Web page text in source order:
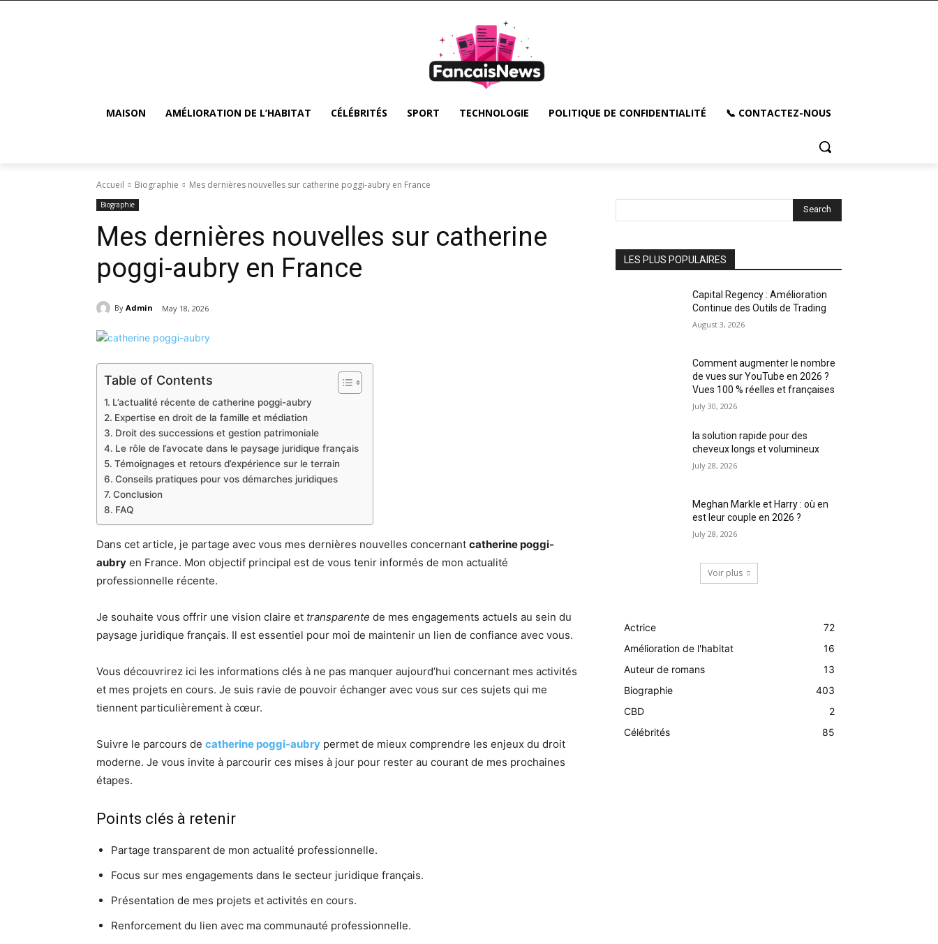
MAISON AMÉLIORATION DE L’HABITAT CÉLÉBRITÉS SPORT TECHNOLOGIE POLITIQUE DE CONFIDENTIALITÉ 📞 CONTACTEZ-NOUS
Accueil Biographie Mes dernières nouvelles sur catherine poggi-aubry en France
Biographie
Mes dernières nouvelles sur catherine
poggi-aubry en France
By Admin May 18, 2026
Table of Contents
L’actualité récente de catherine poggi-aubry
Expertise en droit de la famille et médiation
Droit des successions et gestion patrimoniale
Le rôle de l’avocate dans le paysage juridique français
Témoignages et retours d’expérience sur le terrain
Conseils pratiques pour vos démarches juridiques
Conclusion
FAQ
Dans cet article, je partage avec vous mes dernières nouvelles concernant catherine poggi-
aubry en France. Mon objectif principal est de vous tenir informés de mon actualité
professionnelle récente.
Je souhaite vous offrir une vision claire et transparente de mes engagements actuels au sein du
paysage juridique français. Il est essentiel pour moi de maintenir un lien de confiance avec vous.
Vous découvrirez ici les informations clés à ne pas manquer aujourd’hui concernant mes activités
et mes projets en cours. Je suis ravie de pouvoir échanger avec vous sur ces sujets qui me
tiennent particulièrement à cœur.
Suivre le parcours de catherine poggi-aubry permet de mieux comprendre les enjeux du droit
moderne. Je vous invite à parcourir ces mises à jour pour rester au courant de mes prochaines
étapes.
Points clés à retenir
Partage transparent de mon actualité professionnelle.
Focus sur mes engagements dans le secteur juridique français.
Présentation de mes projets et activités en cours.
Renforcement du lien avec ma communauté professionnelle.
Search
LES PLUS POPULAIRES
Capital Regency : Amélioration
Continue des Outils de Trading
August 3, 2026
Comment augmenter le nombre
de vues sur YouTube en 2026 ?
Vues 100 % réelles et françaises
July 30, 2026
la solution rapide pour des
cheveux longs et volumineux
July 28, 2026
Meghan Markle et Harry : où en
est leur couple en 2026 ?
July 28, 2026
Voir plus
Actrice
72
Amélioration de l'habitat
16
Auteur de romans
13
Biographie
403
CBD
2
Célébrités
85